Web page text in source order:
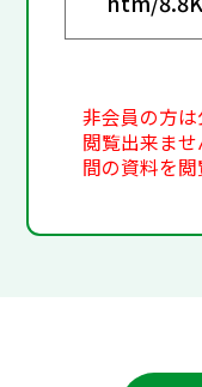
非会員の方
閲覧出来ま
間の資料を閲